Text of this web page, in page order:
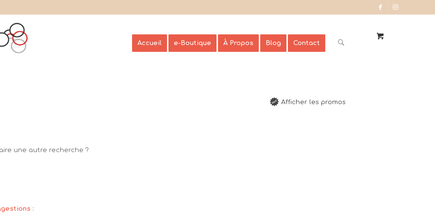
Accueil e-Boutique À Propos Blog Contact
une autre recherche ?
:
Afficher les promos